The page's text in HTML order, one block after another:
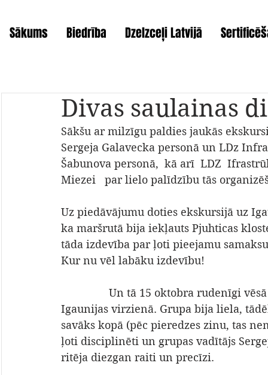
Sākums Biedrība Dzelzceļi Latvijā
Divas saulainas
Sākšu ar milzīgu paldies jaukās
Sergeja Galavecka personā un LDz
Šabunova personā,  kā arī  LDZ
Miezei   par lielo palīdzību tās
Uz piedāvājumu doties ekskursijā uz
ka maršrutā bija iekļauts Pjuhticas
tāda izdevība par ļoti pieejamu
Kur nu vēl labāku izdevību!
Igaunijas virzienā. Grupa bija liela,
savāks kopā (pēc pieredzes zinu, tas
ļoti disciplinēti un grupas vadītājs
ritēja diezgan raiti un precīzi.